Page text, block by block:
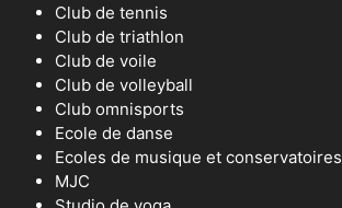
Club de tennis
Club de triathlon
Club de voile
Club de volleyball
Club omnisports
Ecole de danse
Ecoles de musique et conservatoires
MJC